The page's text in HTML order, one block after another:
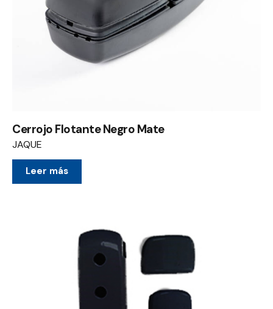
Cerrojo Flotante Negro Mate
JAQUE
Leer más